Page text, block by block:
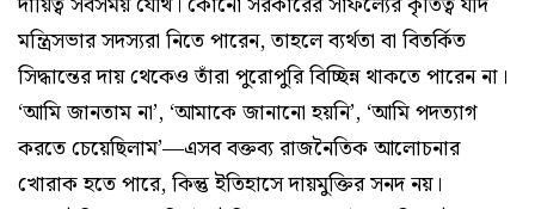
মন্ত্রিসভার সদস্যরা নিতে পারেন, তাহলে ব্যর্থতা বা বিতর্কিত
সিদ্ধান্তের দায় থেকেও তাঁরা পুরোপুরি বিচ্ছিন্ন থাকতে পারেন না।
‘আমি জানতাম না’, ‘আমাকে জানানো হয়নি’, ‘আমি পদত্যাগ
করতে চেয়েছিলাম’—এসব বক্তব্য রাজনৈতিক আলোচনার
খোরাক হতে পারে, কিন্তু ইতিহাসে দায়মুক্তির সনদ নয়।